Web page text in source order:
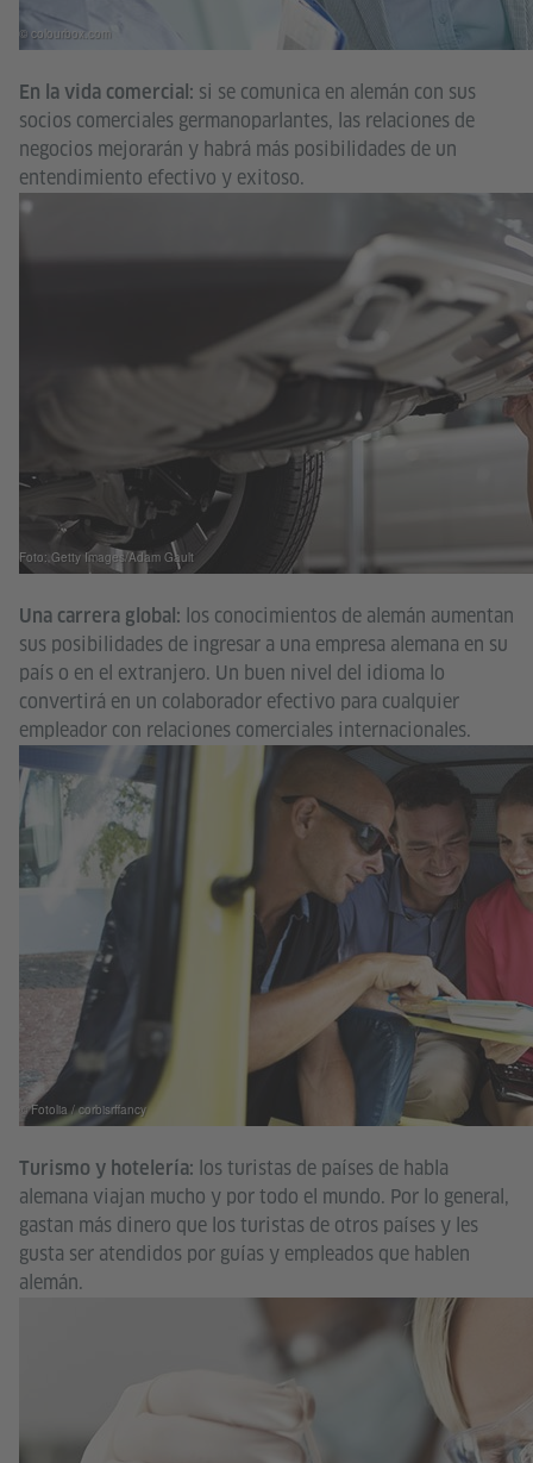
© colourbox.com
En la vida comercial: si se comunica en alemán con sus
socios comerciales germanoparlantes, las relaciones de
negocios mejorarán y habrá más posibilidades de un
entendimiento efectivo y exitoso.
Foto: Getty Images/Adam Gault
Una carrera global: los conocimientos de alemán aumentan
sus posibilidades de ingresar a una empresa alemana en su
país o en el extranjero. Un buen nivel del idioma lo
convertirá en un colaborador efectivo para cualquier
empleador con relaciones comerciales internacionales.
© Fotolia / corbisrffancy
Turismo y hotelería: los turistas de países de habla
alemana viajan mucho y por todo el mundo. Por lo general,
gastan más dinero que los turistas de otros países y les
gusta ser atendidos por guías y empleados que hablen
alemán.